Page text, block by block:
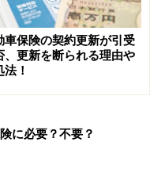
次のページへ
車保険の契約更新が引受
、更新を断られる理由や
！
に必要？不要？